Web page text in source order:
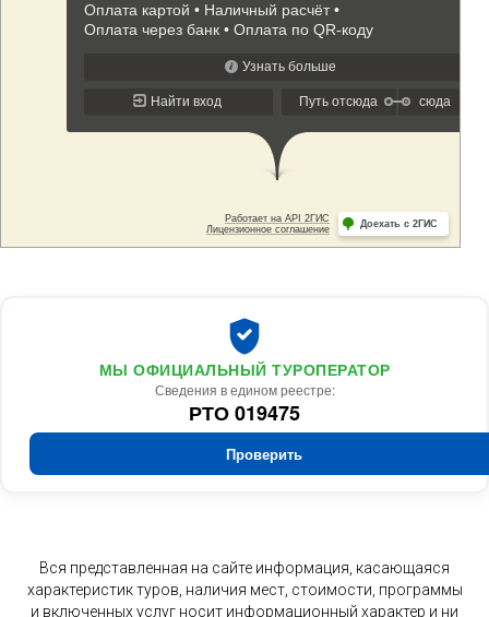
МЫ ОФИЦИАЛЬНЫЙ ТУРОПЕРАТОР
Сведения в едином реестре:
РТО 019475
Проверить
Вся представленная на сайте информация, касающаяся
характеристик туров, наличия мест, стоимости, программы
и включенных услуг носит информационный характер и ни